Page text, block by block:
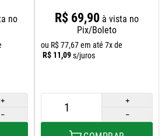
no
＋
－
R$ 69,90 à vista no
Pix/Boleto
ou R$77,67em até 7x de
R$ 11,09s/juros
＋
－